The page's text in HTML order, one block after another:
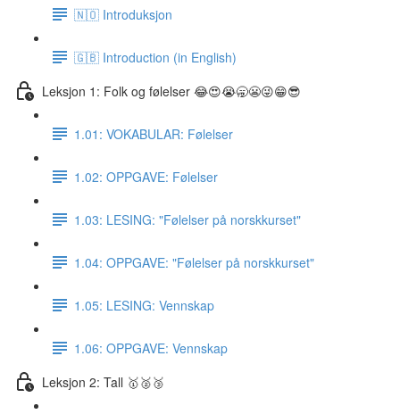
🇳🇴 Introduksjon
🇬🇧 Introduction (in English)
Leksjon 1: Folk og følelser 😂😍😭🥱😬😜😁😎
1.01: VOKABULAR: Følelser
1.02: OPPGAVE: Følelser
1.03: LESING: "Følelser på norskkurset"
1.04: OPPGAVE: "Følelser på norskkurset"
1.05: LESING: Vennskap
1.06: OPPGAVE: Vennskap
Leksjon 2: Tall 🥇🥈🥉